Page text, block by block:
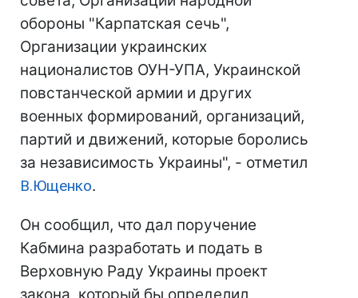
обороны "Карпатская сечь",
Организации украинских
националистов ОУН-УПА, Украинской
повстанческой армии и других
военных формирований, организаций,
партий и движений, которые боролись
за независимость Украины", - отметил
В.Ющенко.
Он сообщил, что дал поручение
Кабмина разработать и подать в
Верховную Раду Украины проект